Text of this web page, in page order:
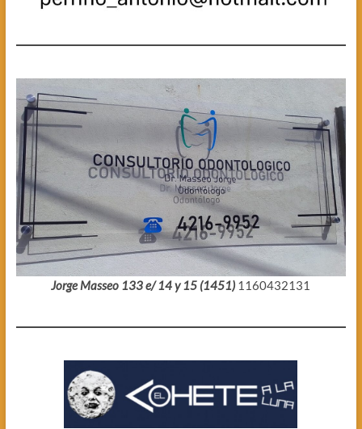
Jorge Masseo 133 e/ 14 y 15 (1451) 1160432131